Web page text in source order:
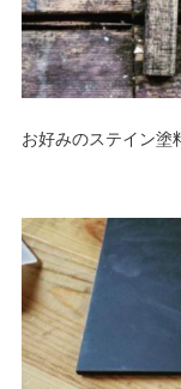
お好みのステイン塗